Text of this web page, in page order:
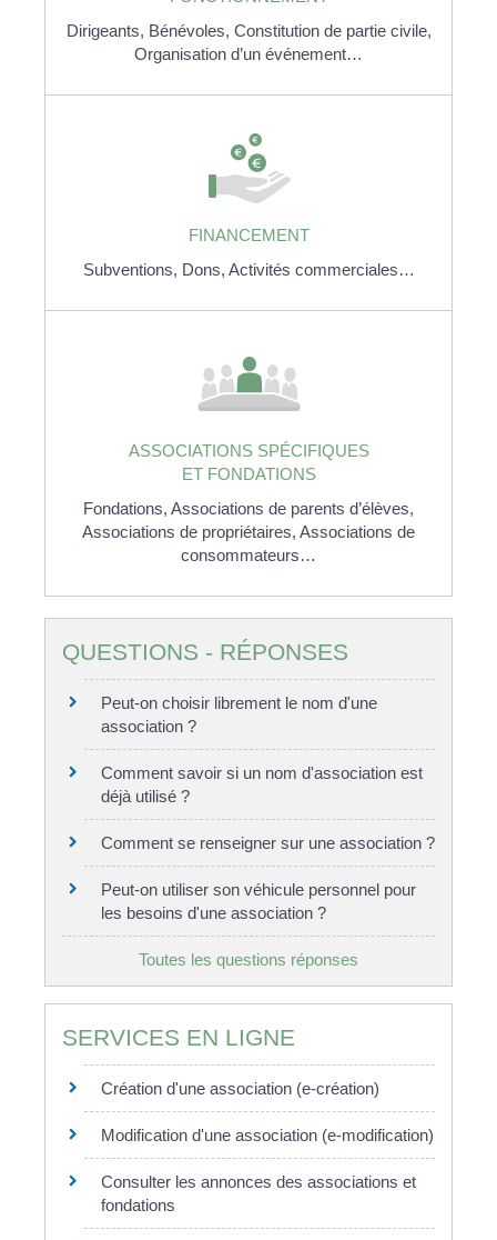
Dirigeants, Bénévoles, Constitution de partie civile,
Organisation d’un événement…
FINANCEMENT
Subventions, Dons, Activités commerciales…
ASSOCIATIONS SPÉCIFIQUES
ET FONDATIONS
Fondations, Associations de parents d’élèves,
Associations de propriétaires, Associations de
consommateurs…
QUESTIONS - RÉPONSES
Peut-on choisir librement le nom d'une
association ?
Comment savoir si un nom d'association est
déjà utilisé ?
Comment se renseigner sur une association ?
Peut-on utiliser son véhicule personnel pour
les besoins d'une association ?
Toutes les questions réponses
SERVICES EN LIGNE
Création d'une association (e-création)
Modification d'une association (e-modification)
Consulter les annonces des associations et
fondations